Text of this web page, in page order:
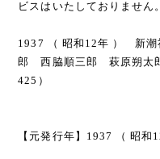
ビスはいたしておりません
1937 （ 昭和12年 ） 新
郎 西脇順三郎 萩原
425）
【元発行年】1937 （ 昭和